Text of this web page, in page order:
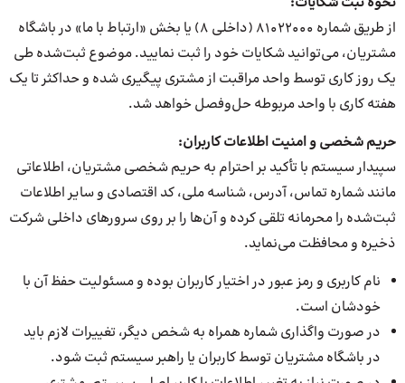
از طریق شماره ۸۱۰۲۲۰۰۰ (داخلی ۸) یا بخش «ارتباط با ما» در باشگاه
مشتریان، می‌توانید شکایات خود را ثبت نمایید. موضوع ثبت‌شده طی
یک روز کاری توسط واحد مراقبت از مشتری پیگیری شده و حداکثر تا یک
هفته کاری با واحد مربوطه حل‌وفصل خواهد شد.
حریم شخصی و امنیت اطلاعات کاربران:
سپیدار سیستم با تأکید بر احترام به حریم شخصی مشتریان، اطلاعاتی
مانند شماره تماس، آدرس، شناسه ملی، کد اقتصادی و سایر اطلاعات
ثبت‌شده را محرمانه تلقی کرده و آن‌ها را بر روی سرورهای داخلی شرکت
ذخیره و محافظت می‌نماید.
نام کاربری و رمز عبور در اختیار کاربران بوده و مسئولیت حفظ آن با
خودشان است.
در صورت واگذاری شماره همراه به شخص دیگر، تغییرات لازم باید
در باشگاه مشتریان توسط کاربران یا راهبر سیستم ثبت شود.